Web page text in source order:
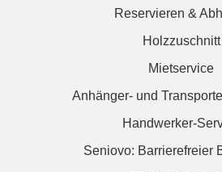
Reservieren &
Holzzuschnitt
Mietservice
Anhänger- und
Handwerker-
Seniovo: Barrierefreier